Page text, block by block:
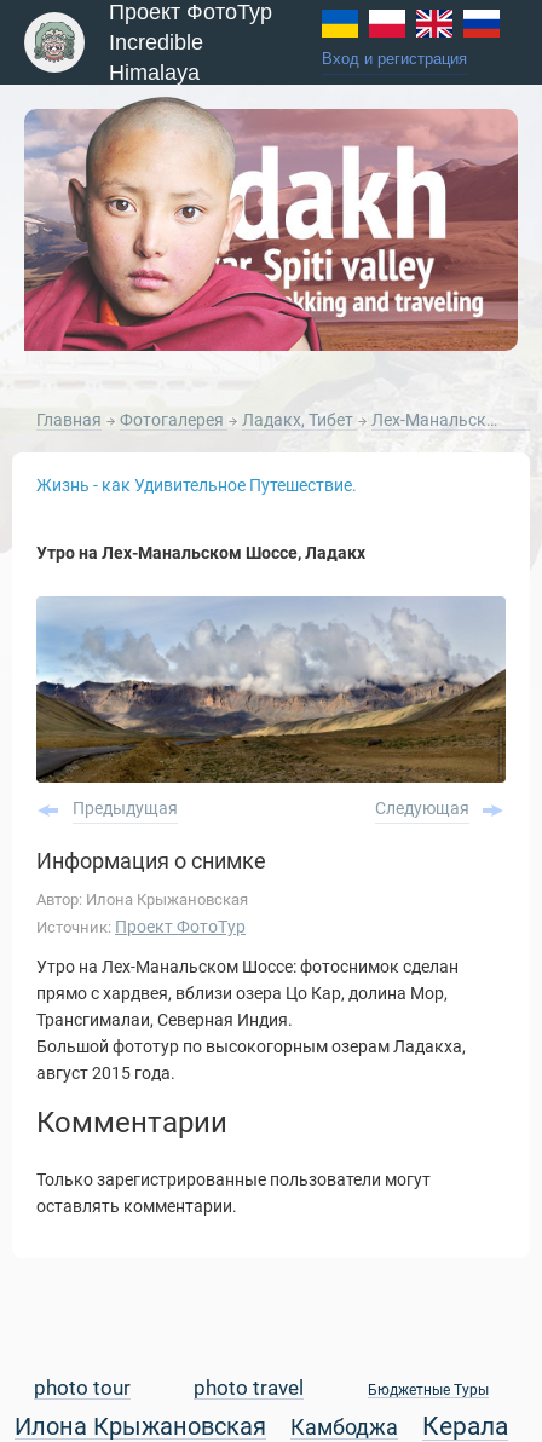
и Туры
Проект ФотоТур
Incredible
Himalaya
Вход и регистрация
Главная Фотогалерея Ладакх, Тибет Лех-Манальское Шоссе
Жизнь - как Удивительное Путешествие.
Утро на Лех-Манальском Шоссе, Ладакх
Предыдущая Следующая
Информация о снимке
Автор: Илона Крыжановская
Источник: Проект ФотоТур
Утро на Лех-Манальском Шоссе: фотоснимок сделан
прямо с хардвея, вблизи озера Цо Кар, долина Мор,
Трансгималаи, Северная Индия.
Большой фототур по высокогорным озерам Ладакха,
август 2015 года.
Комментарии
Только зарегистрированные пользователи могут
оставлять комментарии.
photo tour photo travel Бюджетные Туры
Илона Крыжановская Камбоджа
Керала